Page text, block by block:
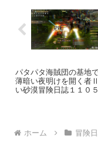
パタパタ海賊団の基地
薄暗い夜明けを開く者
い砂漠冒険日誌１１０５
ホーム 冒険